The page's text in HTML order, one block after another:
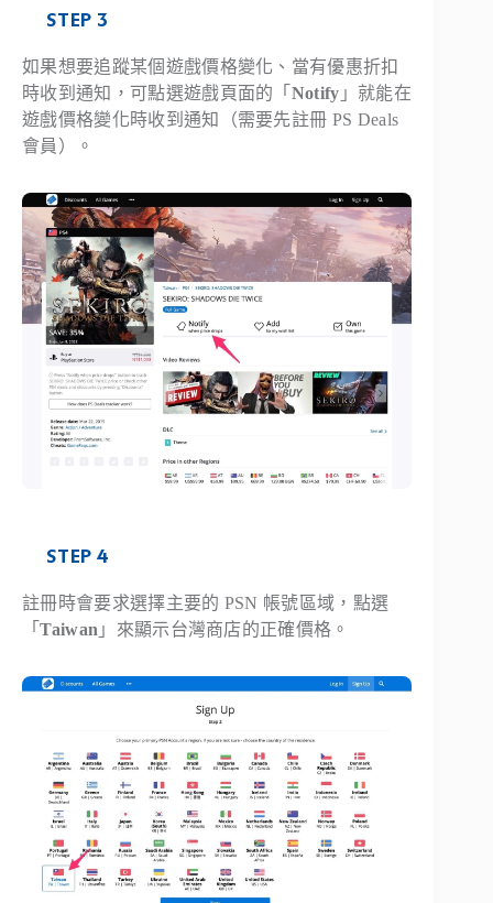
STEP 3
如果想要追蹤某個遊戲價格變化、當有優惠折扣
時收到通知，可點選遊戲頁面的「 Notify 」就能在
遊戲價格變化時收到通知（需要先註冊 PS Deals
會員）。
STEP 4
註冊時會要求選擇主要的 PSN 帳號區域，點選
「Taiwan 」來顯示台灣商店的正確價格。